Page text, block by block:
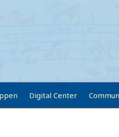
Digital Center